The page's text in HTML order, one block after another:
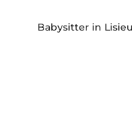
Babysitter in